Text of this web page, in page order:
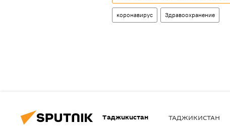
коронавирус Здравоохранение
Таджикистан ТАДЖИКИСТАН